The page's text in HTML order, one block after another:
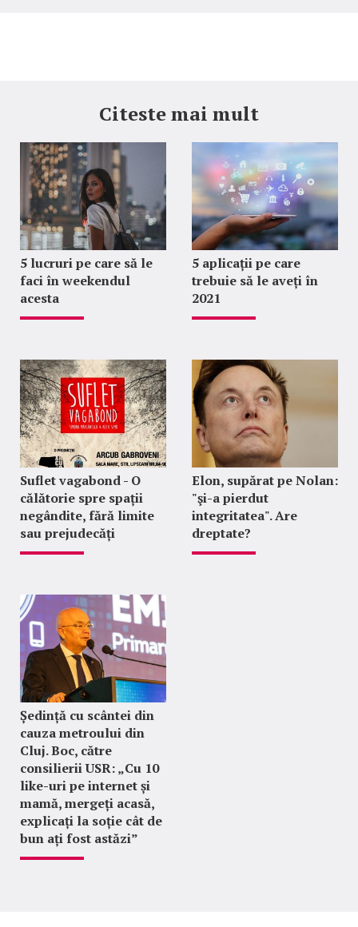
Citeste mai mult
5 lucruri pe care să le
faci în weekendul
acesta
5 aplicații pe care
trebuie să le aveți în
2021
Suflet vagabond - O
călătorie spre spații
negândite, fără limite
sau prejudecăți
Elon, supărat pe Nolan:
"şi-a pierdut
integritatea". Are
dreptate?
Ședință cu scântei din
cauza metroului din
Cluj. Boc, către
consilierii USR: „Cu 10
like-uri pe internet și
mamă, mergeți acasă,
explicați la soție cât de
bun ați fost astăzi”